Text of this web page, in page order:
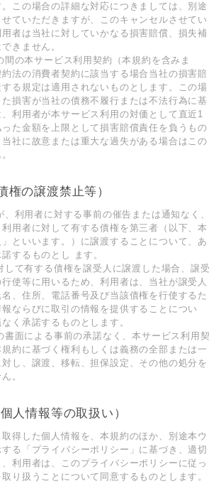
この場合の詳細な対応につきましては、別途
ていただきますが、このキャンセルさせてい
者は当社に対していかなる損害賠償、損失補
きません。
の本サービス利⽤契約（本規約を含みま
法の消費者契約に該当する場合当社の損害賠
る規定は適⽤されないものとします。この場
損害が当社の債務不履⾏または不法⾏為に基
利⽤者が本サービス利⽤の対価として直近1
た⾦額を上限として損害賠償責任を負うもの
社に故意または重⼤な過失がある場合はこの
権の譲渡禁⽌等）
利⽤者に対する事前の催告または通知なく、
⽤者に対して有する債権を第三者（以下、本
といいます。）に譲渡することについて、あ
するものとし ます。
て有する債権を譲受⼈に譲渡した場合、譲受
使等に⽤いるため、利⽤者は、当社が譲受⼈
、住所、電話番号及び当該債権を⾏使するた
ならびに取引の情報を提供することについ
く承諾するものとします。
書⾯による事前の承諾なく、本サービス利⽤契
約に基づく権利もしくは義務の全部または⼀
し、譲渡、移転、担保設定、その他の処分を
。
⼈情報等の取扱い）
得した個⼈情報を、本規約のほか、別途本ウ
る「プライバシーポリシー」に基づき、適切
利⽤者は、このプライバシーポリシーに従っ
り扱うことについて同意するものとします。